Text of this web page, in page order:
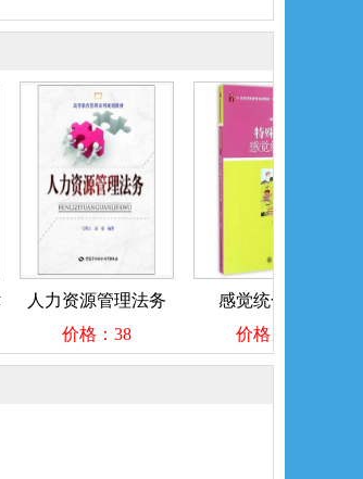
人力资源管理法务
价格：38
感觉统合训练
价格：45